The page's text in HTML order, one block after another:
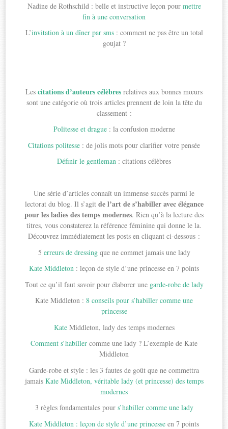
Nadine de Rothschild : belle et instructive leçon pour mettre
fin à une conversation
L’invitation à un dîner par sms: comment ne pas être un total
goujat ?
Les citations d’auteurs célèbres relatives aux bonnes mœurs
sont une catégorie où trois articles prennent de loin la tête du
classement :
Politesse et drague: la confusion moderne
Citations politesse : de jolis mots pour clarifier votre pensée
Définir le gentleman : citations célèbres
Une série d’articles connaît un immense succès parmi le
lectorat du blog. Il s’agit de l’art de s’habiller avec élégance
pour les ladies des temps modernes. Rien qu’à la lecture des
titres, vous constaterez la référence féminine qui donne le la.
Découvrez immédiatement les posts en cliquant ci-dessous :
5 erreurs de dressingque ne commet jamais une lady
Kate Middleton : leçon de style d’une princesse en 7 points
Tout ce qu’il faut savoir pour élaborer une garde-robe de lady
Kate Middleton : 8 conseils pour s’habiller comme une
princesse
KateMiddleton, lady des temps modernes
Comment s’habiller comme une lady ? L’exemple de Kate
Middleton
Garde-robe et style : les 3 fautes de goût que ne commettra
jamais Kate Middleton, véritable lady (et princesse) des temps
modernes
3 règles fondamentales pour s’habiller comme une lady
Kate Middleton : leçon de style d’une princesse en 7 points